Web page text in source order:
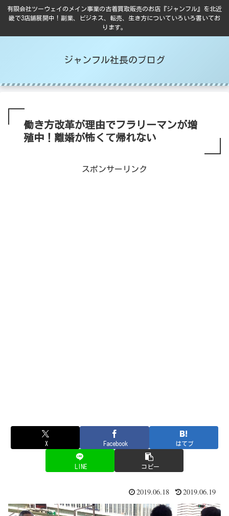
有限会社ツーウェイのメイン事業の古着買取販売のお店『ジャンフル』を北近
畿で3店舗展開中！副業、ビジネス、転売、生き方についていろいろ書いてお
ります。
ジャンフル社長のブログ
働き方改革が理由でフラリーマンが増
殖中！離婚が怖くて帰れない
スポンサーリンク
X Facebook はてブ
LINE コピー
2019.06.18 2019.06.19